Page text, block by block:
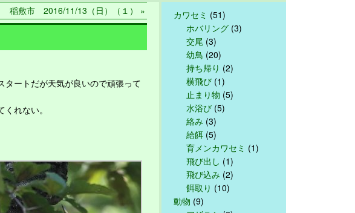
稲敷市 2016/11/13（日）（１） »
ートだが天気が良いので頑張って
れない。
カワセミ (51)
ホバリング (3)
交尾 (3)
幼鳥 (20)
持ち帰り (2)
横飛び (1)
止まり物 (5)
水浴び (5)
絡み (3)
給餌 (5)
育メンカワセミ (1)
飛び出し (1)
飛び込み (2)
餌取り (10)
動物 (9)